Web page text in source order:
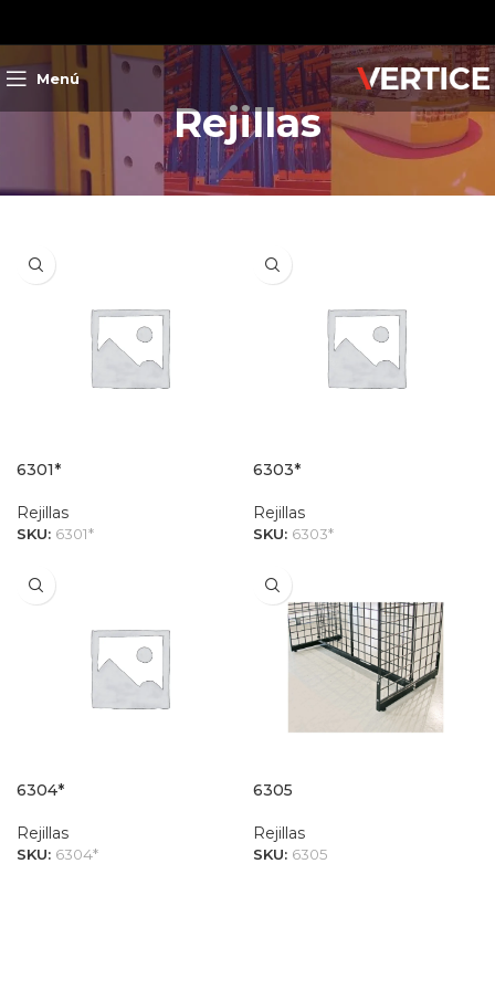
Menú
Rejillas
6301*
Rejillas
SKU: 6301*
6303*
Rejillas
SKU: 6303*
6304*
Rejillas
SKU: 6304*
6305
Rejillas
SKU: 6305